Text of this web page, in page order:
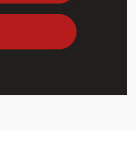
не наносить удары по